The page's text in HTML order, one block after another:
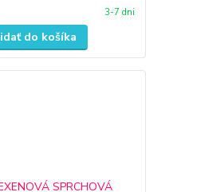
3-7 dni
do košíka